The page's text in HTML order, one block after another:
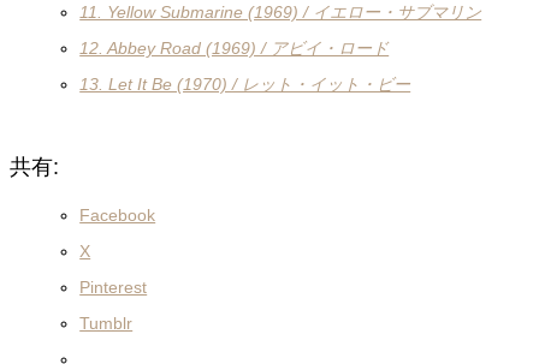
11. Yellow Submarine (1969) / イエロー・サブマリン
12. Abbey Road (1969) / アビイ・ロード
13. Let It Be (1970) / レット・イット・ビー
共有:
Facebook
X
Pinterest
Tumblr